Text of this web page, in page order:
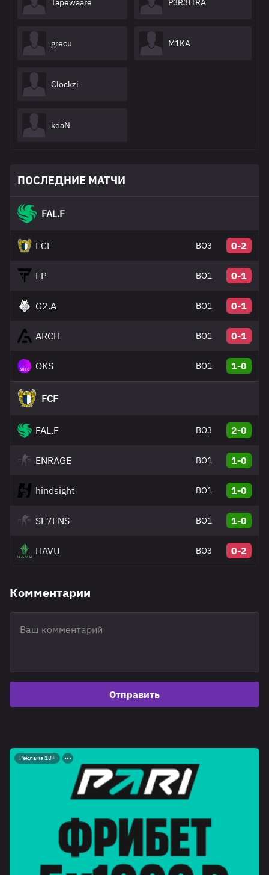
Tapewaare
grecu
Clockzi
kdaN
P3R3IIRA
M1KA
ПОСЛЕДНИЕ МАТЧИ
FAL.F
FCF BO3 0-2
EP BO1 0-1
G2.A BO1 0-1
ARCH BO1 0-1
OKS BO1 1-0
FCF
FAL.F BO3 2-0
ENRAGE BO1 1-0
hindsight BO1 1-0
SE7ENS BO1 1-0
HAVU BO3 0-2
Комментарии
Отправить
Реклама 18+